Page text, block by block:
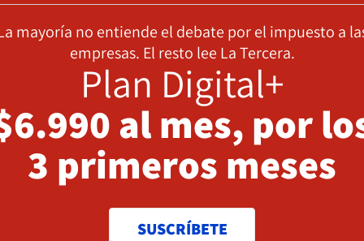
mayoría no entiende el debate por el impuesto a
empresas. El resto lee La Tercera.
Plan Digital+
al mes, por
3 primeros meses
SUSCRÍBETE